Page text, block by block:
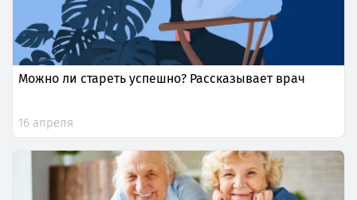
Можно ли стареть успешно? Рассказывает врач
16 апреля